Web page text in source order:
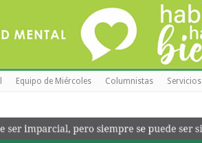
Equipo de Miércoles Columnistas Servicios